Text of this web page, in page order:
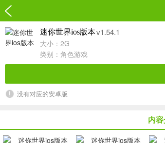
迷你世界ios版本v1.54.1
大小：2G
类别： 角色游戏
没有对应的安卓版
内